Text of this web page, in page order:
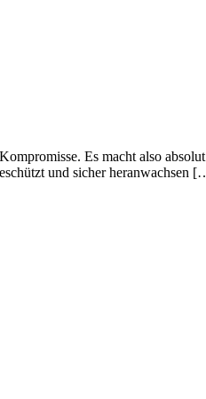
Es macht also
und sicher heranwachsen